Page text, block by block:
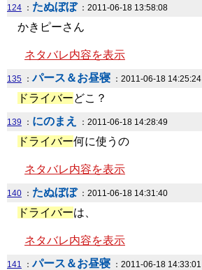
124 ： たぬぼぼ ：2011-06-18 13:58:08
かきピーさん
ネタバレ内容を表示
135 ：パース＆お昼寝 ：2011-06-18 14:25:24
ドライバーどこ？
139 ： にのまえ ：2011-06-18 14:28:49
ドライバー何に使うの
ネタバレ内容を表示
140 ： たぬぼぼ ：2011-06-18 14:31:40
ドライバーは、
ネタバレ内容を表示
141 ：パース＆お昼寝 ：2011-06-18 14:33:01